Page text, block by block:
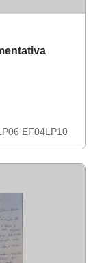
EF04LP10